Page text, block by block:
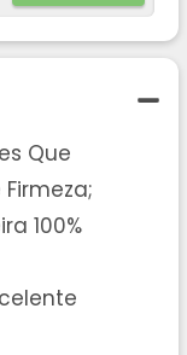
Que
100%